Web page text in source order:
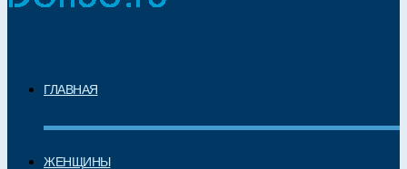
ГЛАВНАЯ
ЖЕНЩИНЫ